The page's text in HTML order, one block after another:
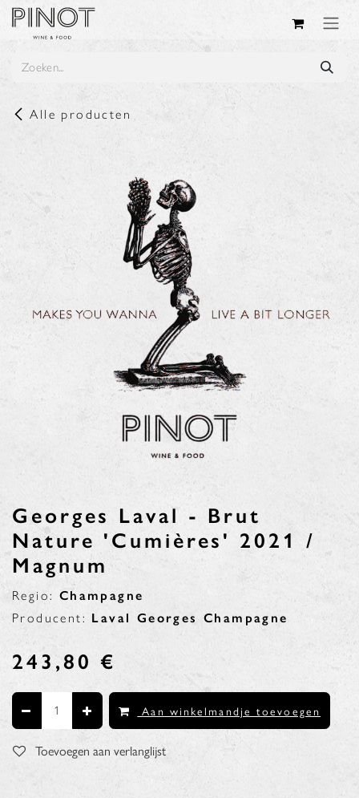
Overslaan naar inhoud
Alle producten
Georges Laval - Brut
Nature 'Cumières' 2021 /
Magnum
Regio: Champagne
Producent: Laval Georges Champagne
243,80 €
Aan winkelmandje toevoegen
Toevoegen aan verlanglijst